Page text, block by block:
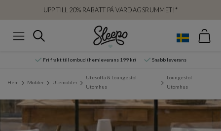
UPP TILL 20% RABATT PÅ VARDAGSRUMMET!*
Sök
Fri frakt till ombud (hemleverans 199 kr) Snabb leverans
Hem Möbler Utemöbler
Utesoffa & Loungestol
Utomhus
Loungestol
Utomhus